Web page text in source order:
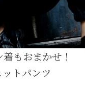
＝ビーボム】はストリ
れどこに売ってるの？」
もおまかせ！
トパンツ